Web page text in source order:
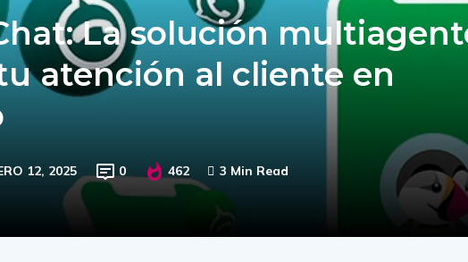
La solución
atención al cliente en
12, 2025 0 462 3 Min Read